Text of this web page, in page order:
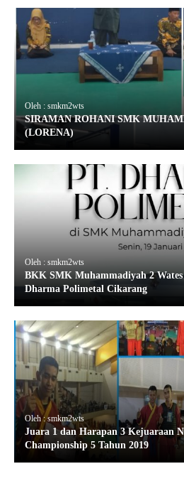
Oleh : smkm2wts
SIRAMAN ROHANI SMK
(LORENA)
Oleh : smkm2wts
BKK SMK Muhammadiyah 2 Wates
Dharma Polimetal Cikarang
Oleh : smkm2wts
Juara 1 dan Harapan 3 Kejuaraan
Championship 5 Tahun 2019